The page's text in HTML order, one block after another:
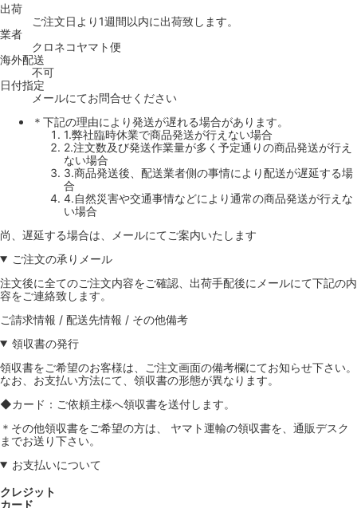
出荷
ご注文日より1週間以内に出荷致します。
業者
クロネコヤマト便
海外配送
不可
日付指定
メールにてお問合せください
＊下記の理由により発送が遅れる場合があります。
1.弊社臨時休業で商品発送が行えない場合
2.注文数及び発送作業量が多く予定通りの商品発送が行え
ない場合
3.商品発送後、配送業者側の事情により配送が遅延する場
合
4.自然災害や交通事情などにより通常の商品発送が行えな
い場合
尚、遅延する場合は、メールにてご案内いたします
ご注文の承りメール
注文後に全てのご注文内容をご確認、出荷手配後にメールにて下記の内
容をご連絡致します。
ご請求情報 / 配送先情報 / その他備考
領収書の発行
領収書をご希望のお客様は、ご注文画面の備考欄にてお知らせ下さい。
なお、お支払い方法にて、領収書の形態が異なります。
◆カード：ご依頼主様へ領収書を送付します。
＊その他領収書をご希望の方は、 ヤマト運輸の領収書を、通販デスク
までお送り下さい。
お支払いについて
クレジット
カード